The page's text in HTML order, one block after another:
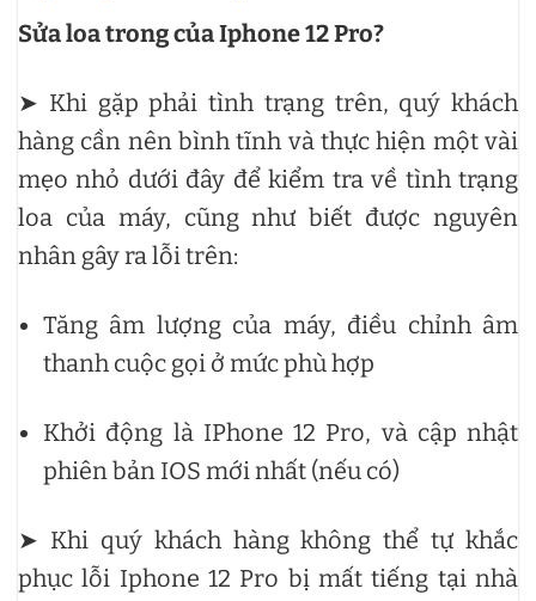
Sửa loa trong của Iphone 12 Pro?
➤ Khi gặp phải tình trạng trên, quý khách
hàng cần nên bình tĩnh và thực hiện một vài
mẹo nhỏ dưới đây để kiểm tra về tình trạng
loa của máy, cũng như biết được nguyên
nhân gây ra lỗi trên:
Tăng âm lượng của máy, điều chỉnh âm
thanh cuộc gọi ở mức phù hợp
Khởi động là IPhone 12 Pro, và cập nhật
phiên bản IOS mới nhất (nếu có)
➤ Khi quý khách hàng không thể tự khắc
phục lỗi Iphone 12 Pro bị mất tiếng tại nhà